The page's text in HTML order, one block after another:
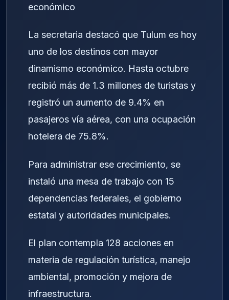
económico
La secretaria destacó que Tulum es hoy
uno de los destinos con mayor
dinamismo económico. Hasta octubre
recibió más de 1.3 millones de turistas y
registró un aumento de 9.4% en
pasajeros vía aérea, con una ocupación
hotelera de 75.8%.
Para administrar ese crecimiento, se
instaló una mesa de trabajo con 15
dependencias federales, el gobierno
estatal y autoridades municipales.
El plan contempla 128 acciones en
materia de regulación turística, manejo
ambiental, promoción y mejora de
infraestructura.